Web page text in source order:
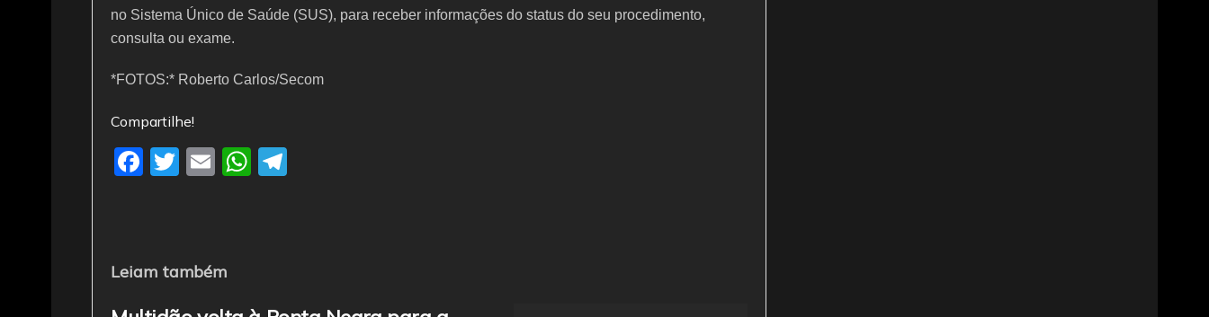
no Sistema Único de Saúde (SUS), para receber informações do status do seu procedimento,
consulta ou exame.
*FOTOS:* Roberto Carlos/Secom
Compartilhe!
F
b
o
T
E
W
p m
Leiam também